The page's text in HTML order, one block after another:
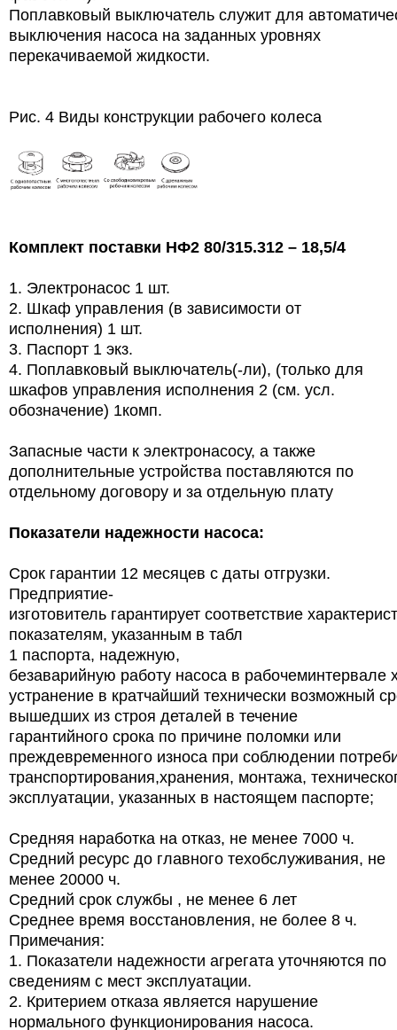
Поплавковый выключатель служит для
выключения насоса на заданных уровнях
перекачиваемой жидкости.
Рис. 4 Виды конструкции рабочего колеса
Комплект поставки НФ2 80/315.312 – 18,5/4
1. Электронасос 1 шт.
2. Шкаф управления (в зависимости от
исполнения) 1 шт.
3. Паспорт 1 экз.
4. Поплавковый выключатель(-ли), (только для
шкафов управления исполнения 2 (см. усл.
обозначение) 1комп.
Запасные части к электронасосу, а также
дополнительные устройства поставляются по
отдельному договору и за отдельную плату
Показатели надежности насоса:
Срок гарантии 12 месяцев с даты отгрузки.
Предприятие-
изготовитель гарантирует соответствие
показателям, указанным в табл
1 паспорта, надежную,
безаварийную работу насоса в рабочеминтервале
устранение в кратчайший технически возможный
вышедших из строя деталей в течение
гарантийного срока по причине поломки или
преждевременного износа при соблюдении
транспортирования,хранения, монтажа,
эксплуатации, указанных в настоящем паспорте;
Средняя наработка на отказ, не менее 7000 ч.
Средний ресурс до главного техобслуживания, не
менее 20000 ч.
Средний срок службы , не менее 6 лет
Среднее время восстановления, не более 8 ч.
Примечания:
1. Показатели надежности агрегата уточняются по
сведениям с мест эксплуатации.
2. Критерием отказа является нарушение
нормального функционирования насоса.